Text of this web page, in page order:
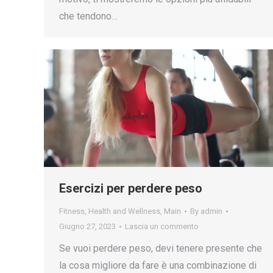
che tendono…
Esercizi per perdere peso
Fitness, Health and Wellness, Main By admin
Giugno 27, 2023
Lascia un commento
Se vuoi perdere peso, devi tenere presente che
la cosa migliore da fare è una combinazione di